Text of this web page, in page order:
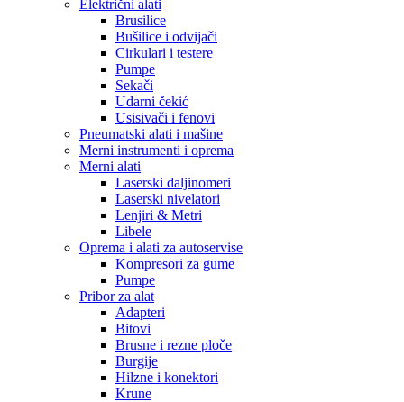
Električni alati
Brusilice
Bušilice i odvijači
Cirkulari i testere
Pumpe
Sekači
Udarni čekić
Usisivači i fenovi
Pneumatski alati i mašine
Merni instrumenti i oprema
Merni alati
Laserski daljinomeri
Laserski nivelatori
Lenjiri & Metri
Libele
Oprema i alati za autoservise
Kompresori za gume
Pumpe
Pribor za alat
Adapteri
Bitovi
Brusne i rezne ploče
Burgije
Hilzne i konektori
Krune